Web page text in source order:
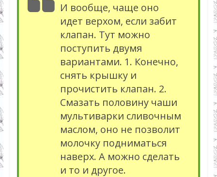
И вообще, чаще оно
идет верхом, если забит
клапан. Тут можно
поступить двумя
вариантами. 1. Конечно,
снять крышку и
прочистить клапан. 2.
Смазать половину чаши
мультиварки сливочным
маслом, оно не позволит
молочку подниматься
наверх. А можно сделать
и то и другое.